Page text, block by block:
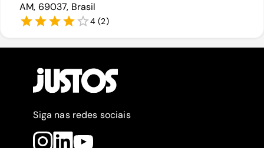
AM, 69037, Brasil
4 (2)
Siga nas redes sociais